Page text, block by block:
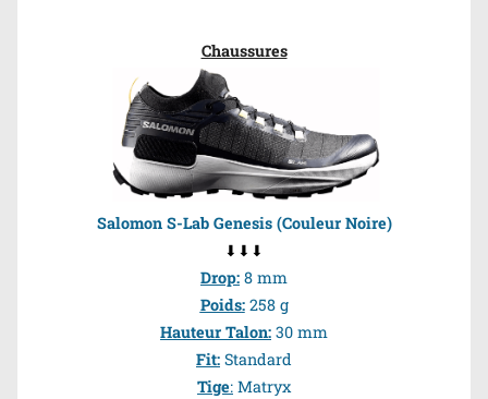
Chaussures
Salomon S-Lab Genesis (Couleur Noire)
⬇⬇⬇
Drop: 8 mm
Poids:258 g
Hauteur Talon: 30 mm
Fit: Standard
Tige: Matryx